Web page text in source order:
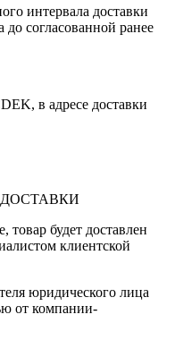
интервала доставки
до согласованной ранее
в адресе доставки
товар будет доставлен
клиентской
юридического лица
от компании-